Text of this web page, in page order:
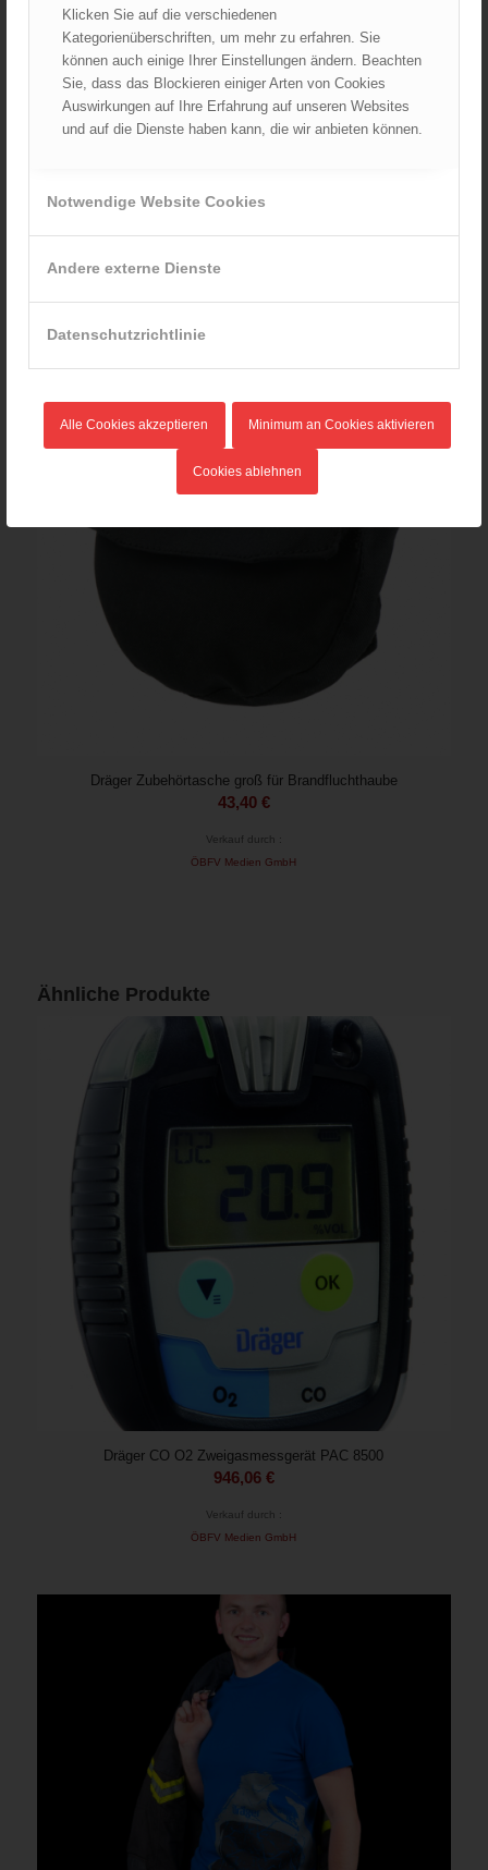
Klicken Sie auf die verschiedenen
Kategorienüberschriften, um mehr zu erfahren. Sie
können auch einige Ihrer Einstellungen ändern. Beachten
Sie, dass das Blockieren einiger Arten von Cookies
Auswirkungen auf Ihre Erfahrung auf unseren Websites
und auf die Dienste haben kann, die wir anbieten können.
Notwendige Website Cookies
Andere externe Dienste
Datenschutzrichtlinie
Alle Cookies akzeptieren Minimum an Cookies aktivieren
Cookies ablehnen
Dräger PARAT 5520 Brandfluchthaube Softpack nach EN 403
Dräger Zubehörtasche groß für Brandfluchthaube
43,40 €
Verkauf durch :
ÖBFV Medien GmbH
Ähnliche Produkte
Dräger CO O2 Zweigasmessgerät PAC 8500
946,06 €
Verkauf durch :
ÖBFV Medien GmbH